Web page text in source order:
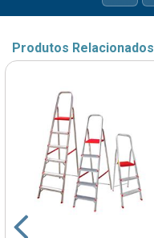
Produtos Relacionados